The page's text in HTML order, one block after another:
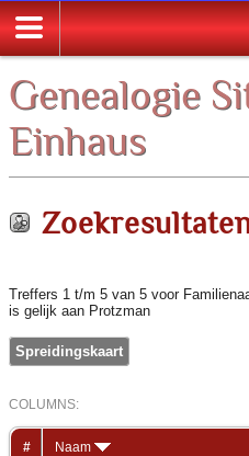
Genealogie
Einhaus
Treffers 1 t/m 5 van 5 voor
is gelijk aan Protzman
Spreidingskaart
COLUMN S:
# Naam